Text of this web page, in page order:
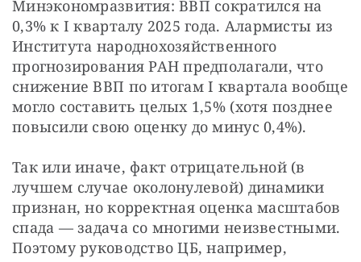
Минэкономразвития: ВВП сократился на
0,3% к I кварталу 2025 года. Алармисты из
Института народнохозяйственного
прогнозирования РАН предполагали, что
снижение ВВП по итогам I квартала вообще
могло составить целых 1,5% (хотя позднее
повысили свою оценку до минус 0,4%).
Так или иначе, факт отрицательной (в
лучшем случае околонулевой) динамики
признан, но корректная оценка масштабов
спада — задача со многими неизвестными.
Поэтому руководство ЦБ, например,